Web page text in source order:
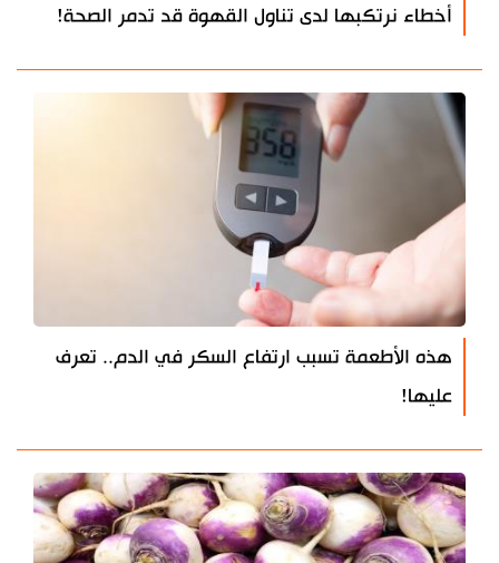
أخطاء نرتكبها لدى تناول القهوة قد تدمر الصحة!
هذه الأطعمة تسبب ارتفاع السكر في الدم.. تعرف
عليها!